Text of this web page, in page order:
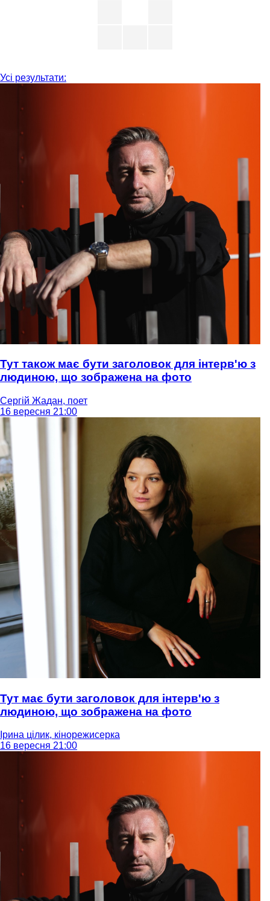
Усі результати:
Тут також має бути заголовок для інтерв'ю з
людиною, що зображена на фото
Сергій Жадан, поет
16 вересня 21:00
Тут має бути заголовок для інтерв'ю з
людиною, що зображена на фото
Ірина цілик, кінорежисерка
16 вересня 21:00